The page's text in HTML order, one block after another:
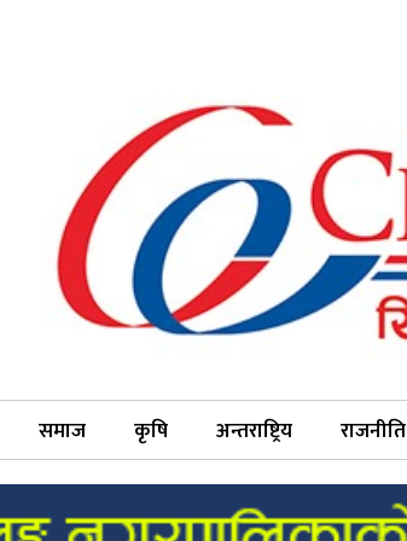
समाज कृषि अन्तराष्ट्रिय राजनीति